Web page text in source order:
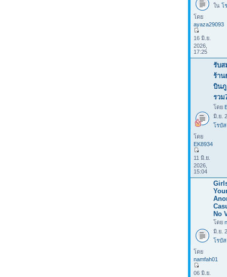
ใน โ
โดย
ayaza29093
16 มิ.ย.
2026,
17:25
รับส
ร้าน
บินภู
รวม
โดย
มิ.ย.
โรบั
โดย
EK8934
11 มิ.ย.
2026,
15:04
No
โดย
มิ.ย.
โรบั
โดย
namfah01
06 มิ.ย.